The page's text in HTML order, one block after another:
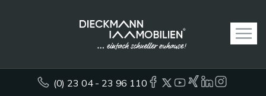
(0) 23 04 - 23 96 110